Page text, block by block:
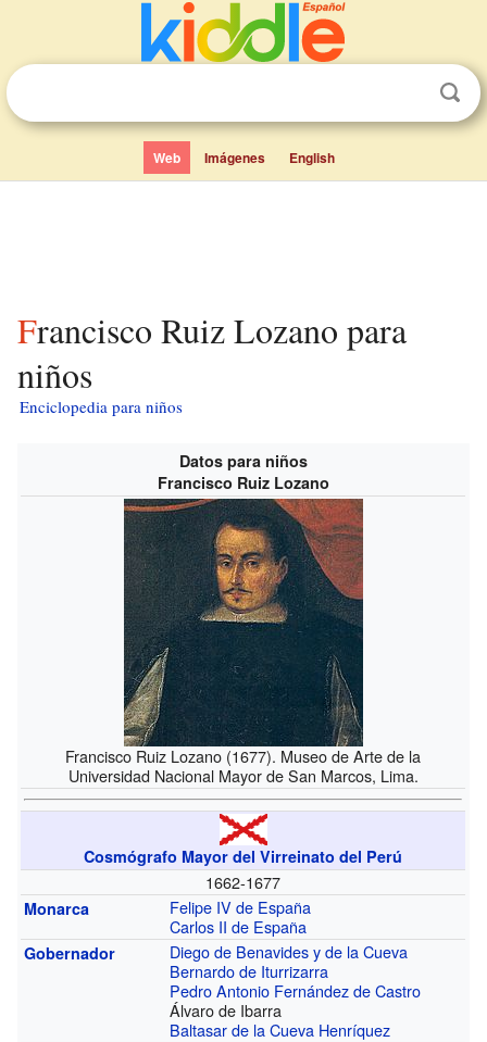
Web Imágenes English
Francisco Ruiz Lozano para
niños
Enciclopedia para niños
Datos para niños
Francisco Ruiz Lozano
Francisco Ruiz Lozano (1677). Museo de Arte de la
Universidad Nacional Mayor de San Marcos, Lima.
Cosmógrafo Mayor del Virreinato del Perú
1662-1677
Monarca
Felipe IV de España
Carlos II de España
Gobernador
Diego de Benavides y de la Cueva
Bernardo de Iturrizarra
Pedro Antonio Fernández de Castro
Álvaro de Ibarra
Baltasar de la Cueva Henríquez